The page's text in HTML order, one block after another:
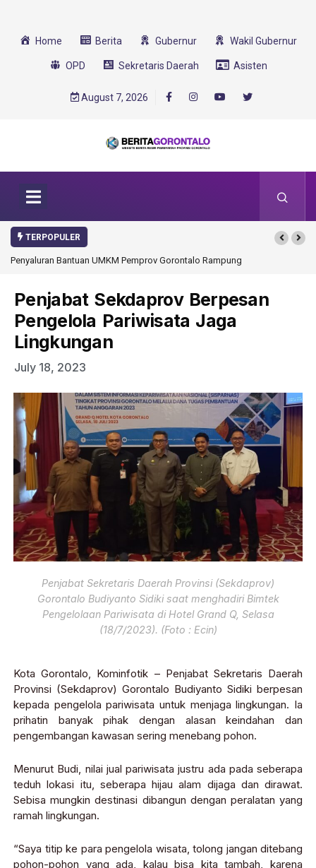
Home Berita Gubernur Wakil Gubernur
OPD Sekretaris Daerah Asisten
August 7, 2026
TERPOPULER
Bantuan UMKM Pemprov Gorontalo RampungGorontalo Ikut
Penjabat Sekdaprov Berpesan
Pengelola Pariwisata Jaga
Lingkungan
July 18, 2023
Penjabat Sekretaris Daerah Provinsi (Sekdaprov)
Gorontalo Budiyanto Sidiki saat menghadiri Bimtek
Pengelolaan Pariwisata di Hotel Grand Q, Selasa
(18/7/2023). (Foto : Ecin)
Kota Gorontalo, Kominfotik – Penjabat Sekretaris Daerah
Provinsi (Sekdaprov) Gorontalo Budiyanto Sidiki berpesan
kepada pengelola pariwisata untuk menjaga lingkungan. Ia
prihatin banyak pihak dengan alasan keindahan dan
pengembangan kawasan sering menebang pohon.
Menurut Budi, nilai jual pariwisata justru ada pada seberapa
teduh lokasi itu, seberapa hijau alam dijaga dan dirawat.
Sebisa mungkin destinasi dibangun dengan peralatan yang
ramah lingkungan.
“Saya titip ke para pengelola wisata, tolong jangan ditebang
pohon-pohon yang ada, kalau bisa kita tambah, karena